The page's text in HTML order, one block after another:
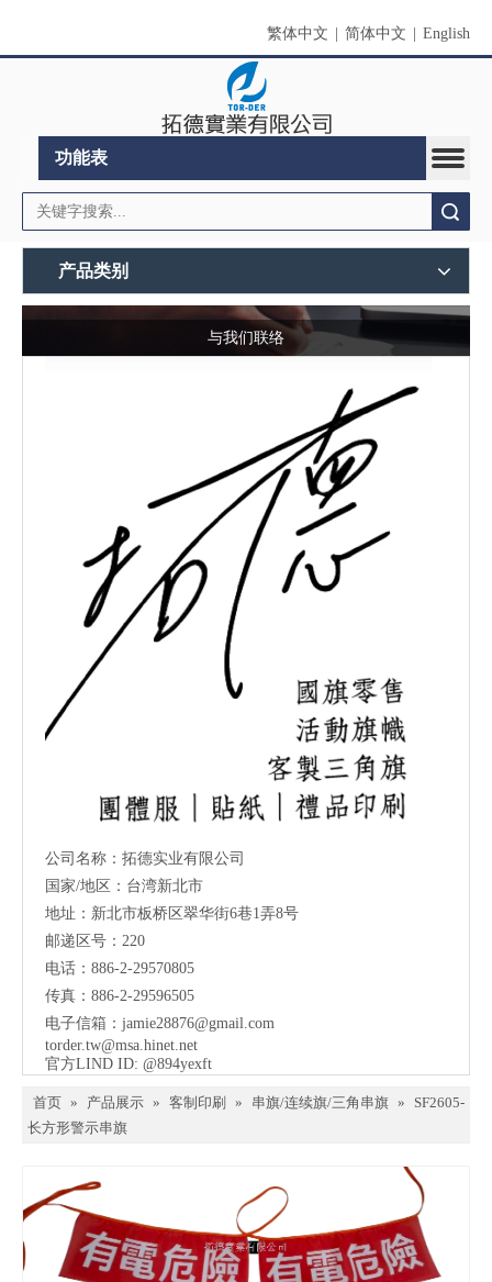
繁体中文 简体中文 English
功能表
产品类别
与我们联络
公司名称：拓德实业有限公司
国家/地区：台湾新北市
地址：新北市板桥区翠华街6巷1弄8号
邮递区号：220
电话：886-2-29570805
传真：886-2-29596505
电子信箱： jamie28876@gmail.com
torder.tw@msa.hinet.net
官方LIND ID: @894yexft
首页 » 产品展示 » 客制印刷 » 串旗/连续旗/三角串旗 »
SF2605-
长方形警示串旗